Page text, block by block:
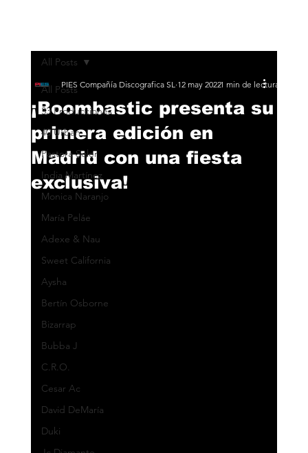
All Posts
33 Producciones
40 Urban
Pastora Soler
India Martínez
Monica Naranjo
María Peláe
Adexe & Nau
Sweet California
Aysha
Bertín Osborne
Bizarrap
Bubba J
C.R.O.
Cesar Ac
David DeMaría
Duki
All Posts
¡Boombastic presenta su
primera edición en
Madrid con una fiesta
exclusiva!
PIES Compañía Discografica SL 12 may 20221 min de lectura